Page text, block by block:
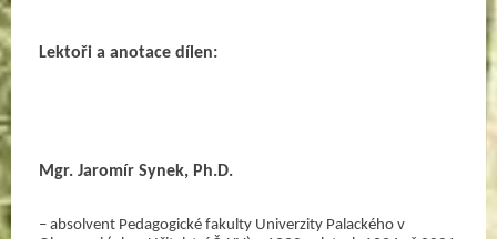
Lektoři a anotace dílen:
Mgr. Jaromír Synek, Ph.D.
– absolvent Pedagogické fakulty Univerzity Palackého v